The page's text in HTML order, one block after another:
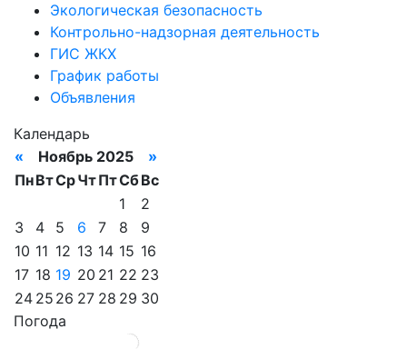
Экологическая безопасность
Контрольно-надзорная деятельность
ГИС ЖКХ
График работы
Объявления
Календарь
« Ноябрь 2025 »
ПнВтСрЧтПтСбВс
1
2
3
4 5 6 7 8
9
10 11 12 13 14 15 16
17 18 19 20 21 22 23
24 25 26 27 28 29 30
Погода